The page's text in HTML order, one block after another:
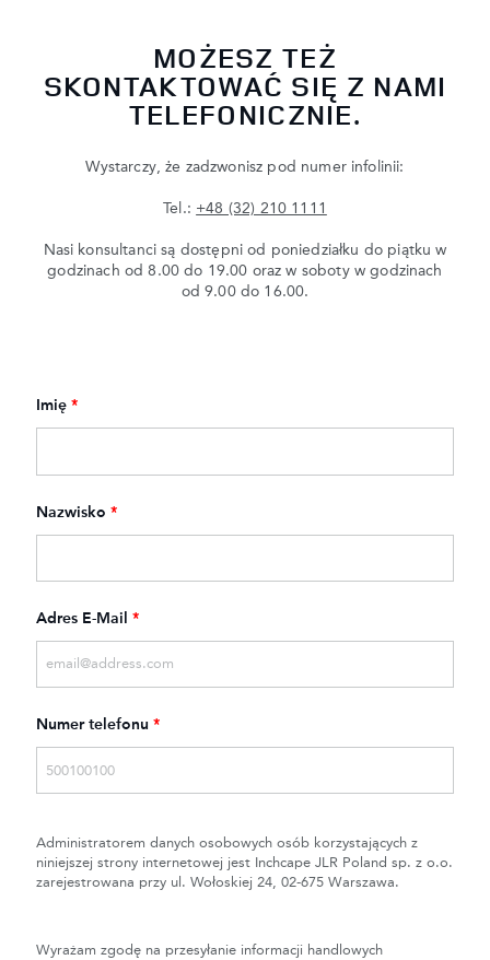
MOŻESZ TEŻ
SKONTAKTOWAĆ SIĘ Z NAMI
TELEFONICZNIE.
Wystarczy, że zadzwonisz pod numer infolinii:
Tel.: +48 (32) 210 1111
Nasi konsultanci są dostępni od poniedziałku do piątku w
godzinach od 8.00 do 19.00 oraz w soboty w godzinach
od 9.00 do 16.00.
Imię *
Nazwisko *
Adres E-Mail *
Numer telefonu *
Administratorem danych osobowych osób korzystających z
niniejszej strony internetowej jest Inchcape JLR Poland sp. z o.o.
zarejestrowana przy ul. Wołoskiej 24, 02-675 Warszawa.
Wyrażam zgodę na przesyłanie informacji handlowych